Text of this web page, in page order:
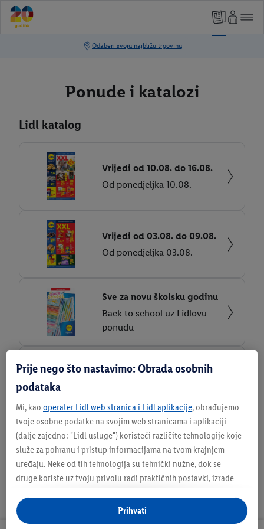
Ponude i katalozi
Lidl katalog
Vrijedi od 10.08. do 16.08.
Od ponedjeljka 10.08.
Vrijedi od 03.08. do 09.08.
Od ponedjeljka 03.08.
Sve za novu školsku godinu
Back to school uz Lidlovu
ponudu
Spremni za kuharsku
ophodnji
Prije nego što nastavimo: Obrada osobnih
podataka
Mi, kao operater Lidl web stranica i Lidl aplikacije, obrađujemo
tvoje osobne podatke na svojim web stranicama i aplikaciji
(dalje zajedno: "Lidl usluge") koristeći različite tehnologije koje
služe za pohranu i pristup informacijama na tvom krajnjem
uređaju. Neke od tih tehnologija su tehnički nužne, dok se
druge koriste uz tvoju privolu radi praktičnih postavki, izrade
usluga. Ako si sudionik Lidl Plus programa, podaci o tvom
ponašanju pri kupnji u trgovinama također će se obrađivati u te
Prihvati